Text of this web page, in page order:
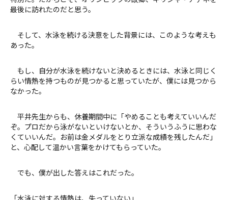
最後に訪れたのだと思う。
そして、水泳を続ける決意をした背景には、このような考えも
あった。
もし、自分が水泳を続けないと決めるときには、水泳と同じく
らい情熱を持つものが見つかると思っていたが、僕には見つから
なかった。
平井先生からも、休養期間中に「やめることも考えていいんだ
ぞ。プロだから泳がないといけないとか、そういうふうに思わな
くていいんだ。お前は金メダルをとり立派な成績を残したんだ」
と、心配して温かい言葉をかけてもらっていた。
でも、僕が出した答えはこれだった。
「水泳に対する情熱は、失っていない」